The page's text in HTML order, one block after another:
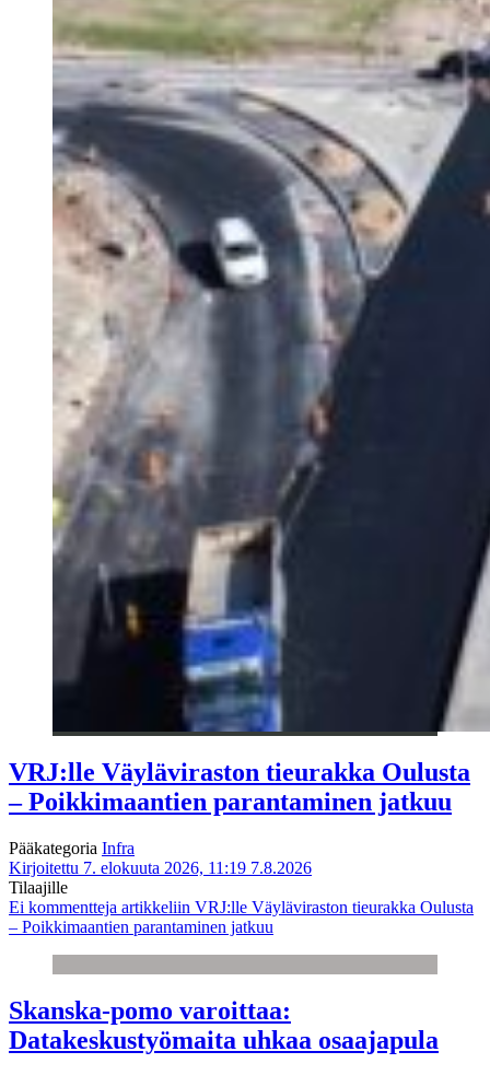
VRJ:lle Väyläviraston tieurakka Oulusta
– Poikkimaantien parantaminen jatkuu
Pääkategoria Infra
Kirjoitettu 7. elokuuta 2026, 11:19 7.8.2026
Tilaajille
Ei kommentteja artikkeliin VRJ:lle Väyläviraston tieurakka Oulusta
– Poikkimaantien parantaminen jatkuu
Skanska-pomo varoittaa:
Datakeskustyömaita uhkaa osaajapula